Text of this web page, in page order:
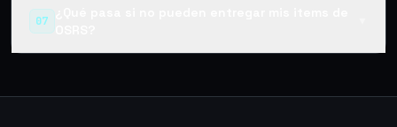
07
¿Qué pasa si no pueden entregar mis items de
OSRS?